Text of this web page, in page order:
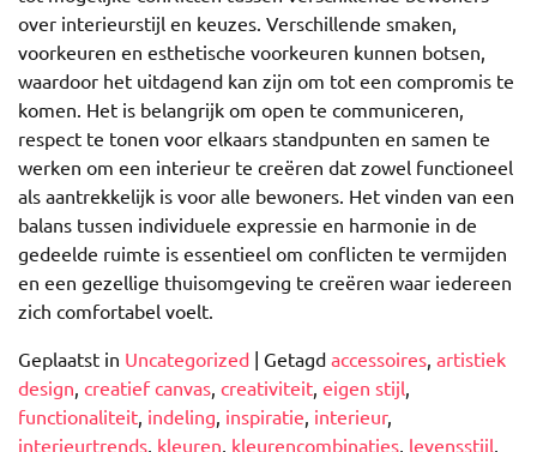
over interieurstijl en keuzes. Verschillende smaken,
voorkeuren en esthetische voorkeuren kunnen botsen,
waardoor het uitdagend kan zijn om tot een compromis te
komen. Het is belangrijk om open te communiceren,
respect te tonen voor elkaars standpunten en samen te
werken om een interieur te creëren dat zowel functioneel
als aantrekkelijk is voor alle bewoners. Het vinden van een
balans tussen individuele expressie en harmonie in de
gedeelde ruimte is essentieel om conflicten te vermijden
en een gezellige thuisomgeving te creëren waar iedereen
zich comfortabel voelt.
Geplaatst in Uncategorized | Getagd accessoires, artistiek
design, creatief canvas, creativiteit, eigen stijl,
functionaliteit, indeling, inspiratie, interieur,
interieurtrends, kleuren, kleurencombinaties, levensstijl,